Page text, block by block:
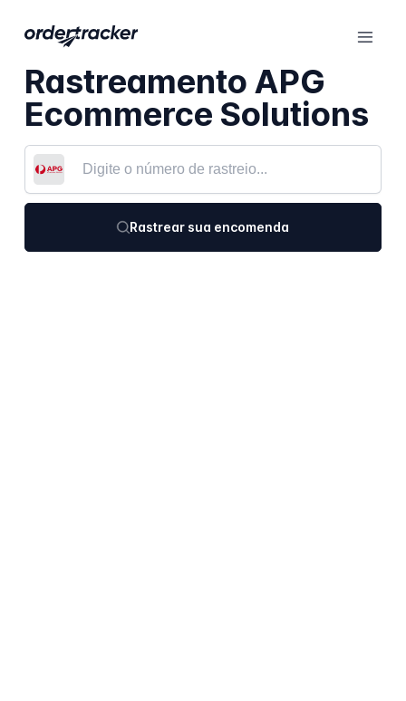
Rastreamento APG
Ecommerce Solutions
Rastrear sua encomenda